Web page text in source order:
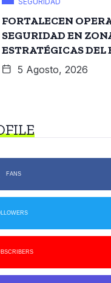
FORTALECEN
SEGURIDAD EN
ESTRATÉGICAS DEL
5 Agosto, 2026
FANS